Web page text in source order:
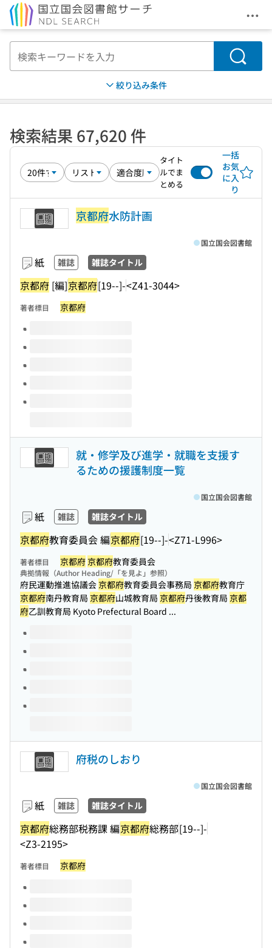
メ
検索
絞り込み条件
検索結果 67,620 件
タイト
ルでま
とめる
一括
お気
に入
り
京都府水防計画
紙 雑誌 雑誌タイトル
京都府 [編]京都府[19--]-<Z41-3044>
国立国会図書館
著者標目 京都府
このタイトルの巻号
就・修学及び進学・就職を支援す
るための援護制度一覧
紙 雑誌 雑誌タイトル
京都府教育委員会 編京都府[19--]-<Z71-L996>
国立国会図書館
著者標目 京都府 京都府教育委員会
典拠情報（Author Heading/「を見よ」参照）
府民運動推進協議会 京都府教育委員会事務局 京都府教育庁
京都府南丹教育局 京都府山城教育局 京都府丹後教育局 京都
府乙訓教育局 Kyoto Prefectural Board ...
このタイトルの巻号
府税のしおり
紙 雑誌 雑誌タイトル
京都府総務部税務課 編京都府総務部[19--]-
<Z3-2195>
国立国会図書館
著者標目 京都府
このタイトルの巻号